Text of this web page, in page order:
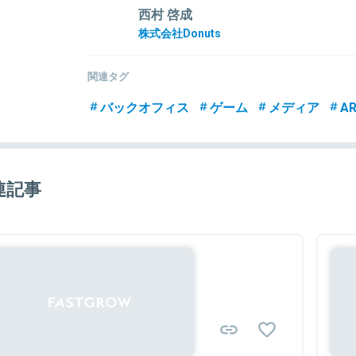
西村 啓成
株式会社Donuts
関連タグ
バックオフィス ゲーム メディア
記事